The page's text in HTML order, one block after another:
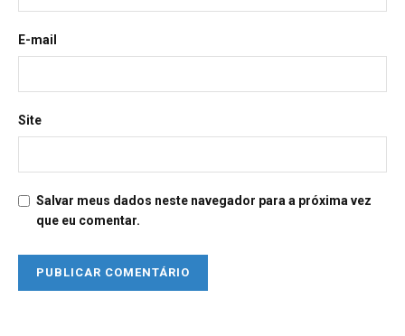
E-mail
Site
Salvar meus dados neste navegador para a próxima vez
que eu comentar.